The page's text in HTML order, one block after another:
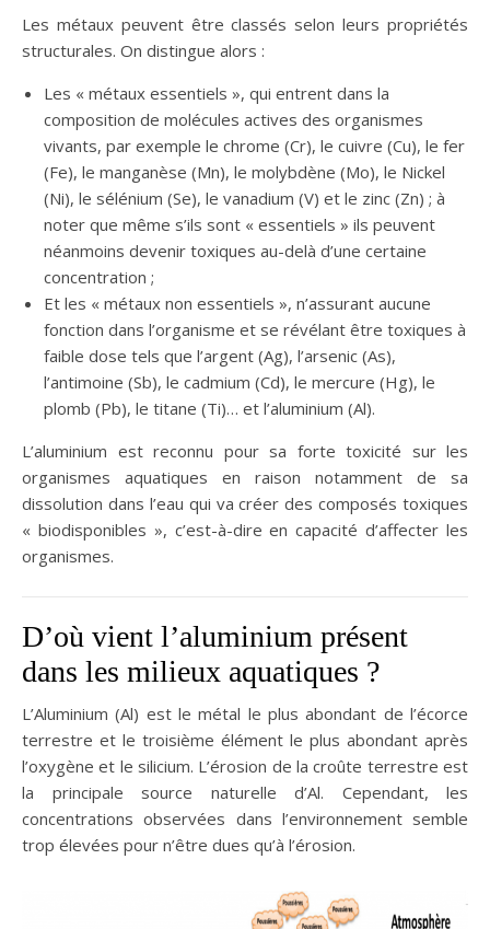
Les métaux peuvent être classés selon leurs propriétés
structurales. On distingue alors :
Les « métaux essentiels », qui entrent dans la
composition de molécules actives des organismes
vivants, par exemple le chrome (Cr), le cuivre (Cu), le fer
(Fe), le manganèse (Mn), le molybdène (Mo), le Nickel
(Ni), le sélénium (Se), le vanadium (V) et le zinc (Zn) ; à
noter que même s’ils sont « essentiels » ils peuvent
néanmoins devenir toxiques au-delà d’une certaine
concentration ;
Et les « métaux non essentiels », n’assurant aucune
fonction dans l’organisme et se révélant être toxiques à
faible dose tels que l’argent (Ag), l’arsenic (As),
l’antimoine (Sb), le cadmium (Cd), le mercure (Hg), le
plomb (Pb), le titane (Ti)… et l’aluminium (Al).
L’aluminium est reconnu pour sa forte toxicité sur les
organismes aquatiques en raison notamment de sa
dissolution dans l’eau qui va créer des composés toxiques
« biodisponibles », c’est-à-dire en capacité d’affecter les
organismes.
D’où vient l’aluminium présent
dans les milieux aquatiques ?
L’Aluminium (Al) est le métal le plus abondant de l’écorce
terrestre et le troisième élément le plus abondant après
l’oxygène et le silicium. L’érosion de la croûte terrestre est
la principale source naturelle d’Al. Cependant, les
concentrations observées dans l’environnement semble
trop élevées pour n’être dues qu’à l’érosion.